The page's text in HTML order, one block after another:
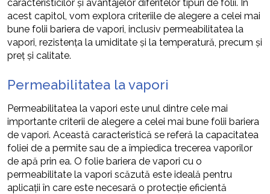
caracteristicilor și avantajelor diferitelor tipuri de folii. În
acest capitol, vom explora criteriile de alegere a celei mai
bune folii bariera de vapori, inclusiv permeabilitatea la
vapori, rezistența la umiditate și la temperatură, precum și
preț și calitate.
Permeabilitatea la vapori
Permeabilitatea la vapori este unul dintre cele mai
importante criterii de alegere a celei mai bune folii bariera
de vapori. Această caracteristică se referă la capacitatea
foliei de a permite sau de a împiedica trecerea vaporilor
de apă prin ea. O folie bariera de vapori cu o
permeabilitate la vapori scăzută este ideală pentru
aplicații în care este necesară o protecție eficientă